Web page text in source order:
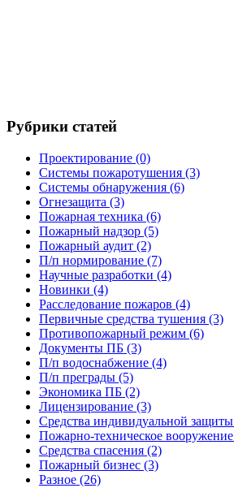
Рубрики статей
Проектирование (0)
Системы пожаротушения (3)
Системы обнаружения (6)
Огнезащита (3)
Пожарная техника (6)
Пожарный надзор (5)
Пожарный аудит (2)
П/п нормирование (7)
Научные разработки (4)
Новинки (4)
Расследование пожаров (4)
Первичные средства тушения (3)
Противопожарный режим (6)
Документы ПБ (3)
П/п водоснабжение (4)
П/п преграды (5)
Экономика ПБ (2)
Лицензирование (3)
Средства индивидуальной защиты
Пожарно-техническое вооружение
Средства спасения (2)
Пожарный бизнес (3)
Разное (26)